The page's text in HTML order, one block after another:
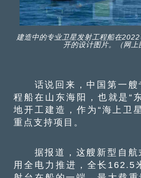
建造中的专业卫星发射工程船在
开的设计图片。（网上
话说回来，中国第一艘
程船在山东海阳，也就是“
地开工建造，作为“海上卫
重点支持项目。
据报道，这艘新型自航
用全电力推进，全长162.5